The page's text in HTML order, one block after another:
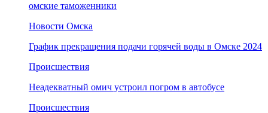
омские таможенники
Новости Омска
График прекращения подачи горячей воды в Омске 2024
Происшествия
Неадекватный омич устроил погром в автобусе
Происшествия